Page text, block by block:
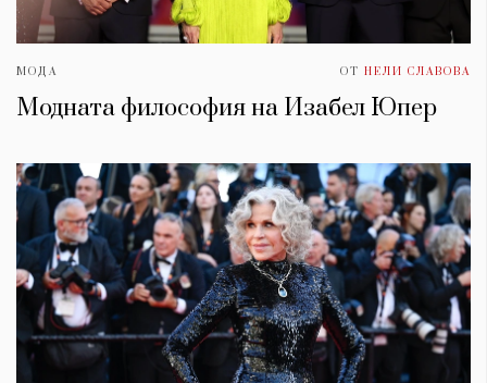
МОДА ОТ НЕЛИ СЛАВОВА
Модната философия на Изабел Юпер